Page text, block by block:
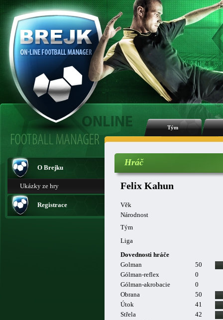
Tým
O Brejku
Ukázky ze hry
Registrace
Hráč
Felix Kahun
Věk
Národnost
Tým
Liga
Dovednosti hráče
Golman
50
Gólman-reflex
0
Gólman-akrobacie
0
Obrana
50
Útok
41
Střela
42